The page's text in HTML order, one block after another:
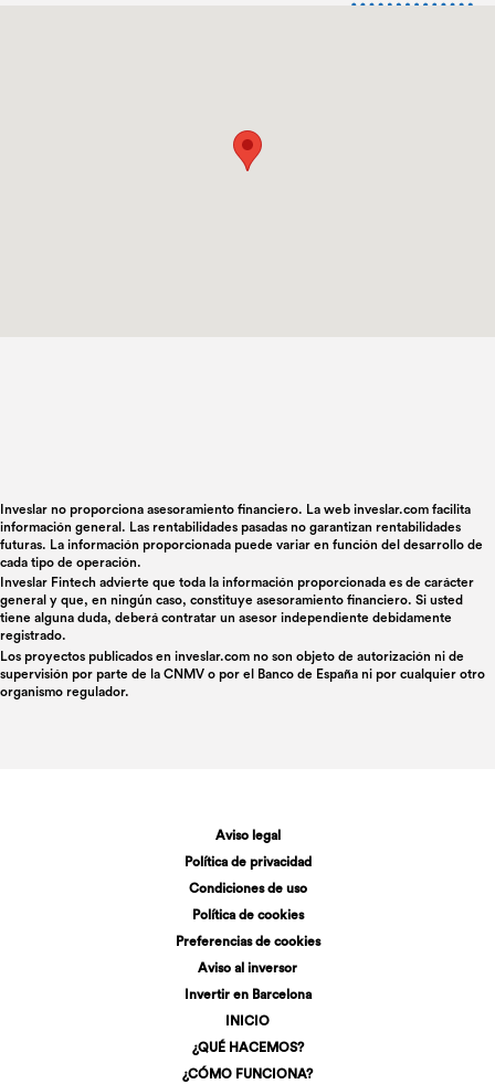
Inveslar no proporciona asesoramiento financiero. La web inveslar.com facilita
información general. Las rentabilidades pasadas no garantizan rentabilidades
futuras. La información proporcionada puede variar en función del desarrollo de
cada tipo de operación.
Inveslar Fintech advierte que toda la información proporcionada es de carácter
general y que, en ningún caso, constituye asesoramiento financiero. Si usted
tiene alguna duda, deberá contratar un asesor independiente debidamente
registrado.
Los proyectos publicados en inveslar.com no son objeto de autorización ni de
supervisión por parte de la CNMV o por el Banco de España ni por cualquier otro
organismo regulador.
Aviso legal
Política de privacidad
Condiciones de uso
Política de cookies
Preferencias de cookies
Aviso al inversor
Invertir en Barcelona
INICIO
¿QUÉ HACEMOS?
¿CÓMO FUNCIONA?